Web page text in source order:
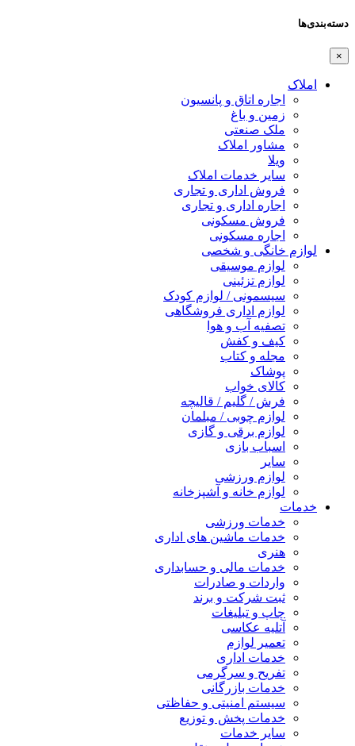
دسته‌بندی‌ها
×
املاک
اجاره اتاق و پانسیون
زمین و باغ
ملک صنعتی
مشاور املاک
ویلا
سایر خدمات املاک
فروش اداری و تجاری
اجاره اداری و تجاری
فروش مسکونی
اجاره مسکونی
لوازم خانگی و شخصی
لوازم موسیقی
لوازم تزئینی
سیسمونی / لوازم کودک
لوازم اداری فروشگاهی
تصفیه آب و هوا
کیف و کفش
مجله و کتاب
پوشاک
کالای خواب
فرش / گلیم / قالیچه
لوازم چوبی / مبلمان
لوازم برقی و گازی
اسباب بازی
سایر
لوازم ورزشی
لوازم خانه و آشپزخانه
خدمات
خدمات ورزشی
خدمات ماشین های اداری
هنری
خدمات مالی و حسابداری
واردات و صادرات
ثبت شرکت و برند
چاپ و تبلیغات
آتلیه عکاسی
تعمیر لوازم
خدمات اداری
تفریح و سرگرمی
خدمات بازرگانی
سیستم امنیتی و حفاظتی
خدمات پخش و توزیع
سایر خدمات